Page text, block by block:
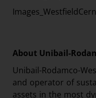
About Unibail-
Unibail-Rodamco-
and operator of
assets in the most